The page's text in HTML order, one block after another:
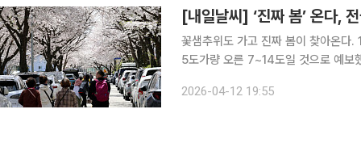
[내일날씨] ‘진짜 봄’ 온다,
꽃샘추위도 가고 진짜 봄이 찾아온다. 12일 연합뉴스에 따르면 기상청은 13일 최저기온이 전날보다
5도가량 오른 7~14도일 것으로 예보했다. 지역별 최저기온도 서울 9도, 춘천 8도, 강
도, 광주 25도, 대구 23도
2026-04-12 19:55